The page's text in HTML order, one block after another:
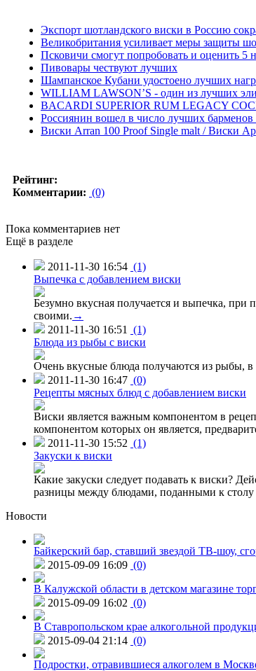
Экспорт шотландского виски в Россию
Великобритания усиливает меры защиты
Псковичи смогут попробовать и оценить 5
Пивовары чествуют лучших
Шампанское Кубани удостоено лучших
WILLIAM LAWSON’S - один из лучших
BACARDI SUPERIOR RUM LEGACY
Россиянин вошел в число лучших
Виски Arran 100 Proof Single malt / Виски
Рейтинг:
Комментарии: (0)
Пока комментариев нет
Ещё в разделе
2011-11-30 16:54 (1)
Выпечка с добавлением виски
Безумно вкусная получается и выпечка,
своими. →
2011-11-30 16:51
(1)
Блюда из рыбы с виски
Очень вкусные блюда получаются из рыбы,
2011-11-30 16:47 (0)
Рецепты мясных блюд с добавлением виски
Виски является важным компонентом в
компонентом которых он является,
2011-11-30 15:52 (1)
Закуски к виски
Какие закуски следует подавать к виски?
разницы между блюдами, поданными к
Новости
Байкерский бар, ставший звездой ТВ-шоу,
2015-09-09 16:09 (0)
В Калужской области в детском магазине
2015-09-09 16:02 (0)
В Ставропольском крае алкогольной
2015-09-04 21:14 (0)
Подростки, отравившиеся алкоголем в